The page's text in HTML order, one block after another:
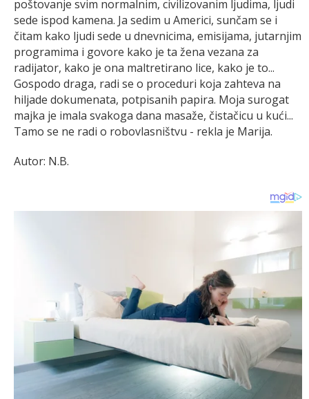
poštovanje svim normalnim, civilizovanim ljudima, ljudi
sede ispod kamena. Ja sedim u Americi, sunčam se i
čitam kako ljudi sede u dnevnicima, emisijama, jutarnjim
programima i govore kako je ta žena vezana za
radijator, kako je ona maltretirano lice, kako je to...
Gospodo draga, radi se o proceduri koja zahteva na
hiljade dokumenata, potpisanih papira. Moja surogat
majka je imala svakoga dana masaže, čistačicu u kući...
Tamo se ne radi o robovlasništvu - rekla je Marija.
Autor: N.B.